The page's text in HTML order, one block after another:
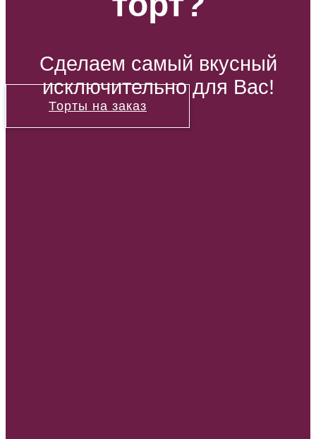
Сделаем самый вкусный
исключительно для Вас!
Торты на заказ